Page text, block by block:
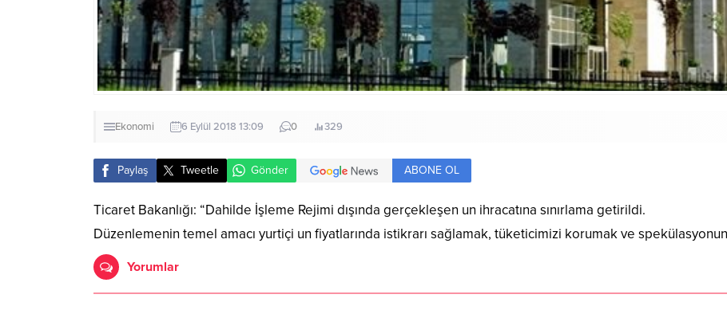
Ekonomi 6 Eylül 2018 13:09 0 329
Paylaş Tweetle Gönder ABONE OL
Ticaret Bakanlığı: “Dahilde İşleme Rejimi dışında gerçekleşen un ihracatına sınırlama getirildi.
Düzenlemenin temel amacı yurtiçi un fiyatlarında istikrarı sağlamak, tüketicimizi korumak ve
Yorumlar